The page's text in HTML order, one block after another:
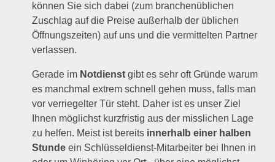
können Sie sich dabei (zum branchenüblichen
Zuschlag auf die Preise außerhalb der üblichen
Öffnungszeiten) auf uns und die vermittelten Partner
verlassen.
Gerade im Notdienst gibt es sehr oft Gründe warum
es manchmal extrem schnell gehen muss, falls man
vor verriegelter Tür steht. Daher ist es unser Ziel
Ihnen möglichst kurzfristig aus der misslichen Lage
zu helfen. Meist ist bereits innerhalb einer halben
Stunde ein Schlüsseldienst-Mitarbeiter bei Ihnen in